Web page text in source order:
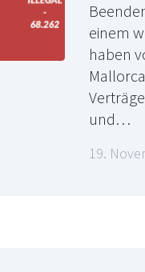
einem
haben
und…
19.